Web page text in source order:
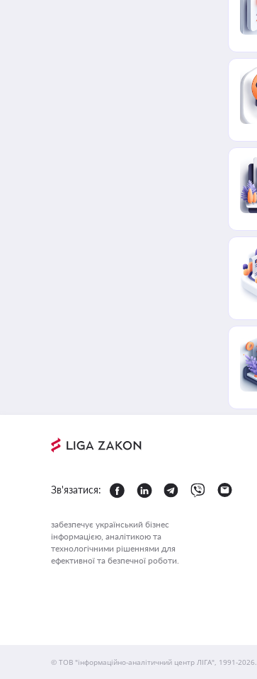
Зв'язатися:
забезпечує український бізнес
інформацією, аналітикою та
технологічними рішеннями для
ефективної та безпечної роботи.
© ТОВ "інформаційно-аналітичний центр ЛІГА", 1991-2026.